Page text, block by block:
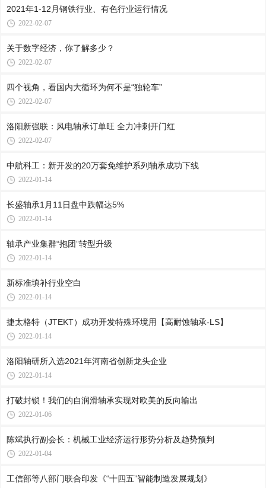
2021年1-12月钢铁行业、有色行业运行情况
2022-02-07
关于数字经济，你了解多少？
2022-02-07
四个视角，看国内大循环为何不是“独轮车”
2022-02-07
洛阳新强联：风电轴承订单旺 全力冲刺开门红
2022-02-07
中航科工：新开发的20万套免维护系列轴承成功下线
2022-01-14
长盛轴承1月11日盘中跌幅达5%
2022-01-14
轴承产业集群“抱团”转型升级
2022-01-14
新标准填补行业空白
2022-01-14
捷太格特（JTEKT）成功开发特殊环境用【高耐蚀轴承-LS】
2022-01-14
洛阳轴研所入选2021年河南省创新龙头企业
2022-01-14
打破封锁！我们的自润滑轴承实现对欧美的反向输出
2022-01-06
陈斌执行副会长：机械工业经济运行形势分析及趋势预判
2022-01-04
工信部等八部门联合印发《“十四五”智能制造发展规划》